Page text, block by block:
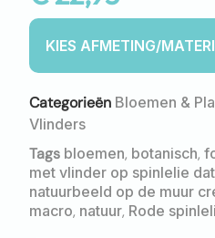
Categorieën Bloemen &
Vlinders
Tags bloemen, botanisch,
met vlinder op spinlelie
natuurbeeld op de muur
macro, natuur, Rode